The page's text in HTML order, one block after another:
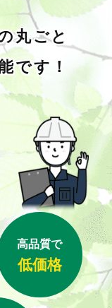
丸ごと
です！
高品質で
低価格